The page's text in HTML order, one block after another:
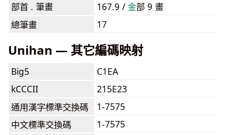
部首 . 筆畫
167.9 /⾦部 9 畫
總筆畫
17
Unihan — 其它編碼映射
Big5
C1EA
kCCCII
215E23
通用漢字標準交換碼
1-7575
中文標準交換碼
1-7575